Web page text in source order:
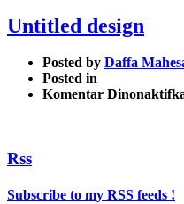
Untitled design
Posted by Daffa
Posted in
Komentar
Rss
Subscribe to my RSS feeds !